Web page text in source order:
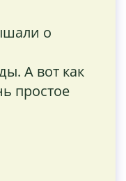
о
А вот как
простое